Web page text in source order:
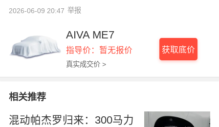
2026-06-09 20:47 举报
AIVA ME7
指导价：暂无报价
真实成交价 >
获取底价
相关推荐
混动帕杰罗归来：300马力